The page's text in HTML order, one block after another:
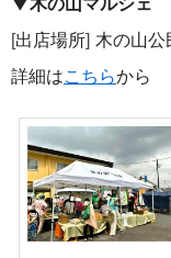
[出店場所] 木の山公
詳細はこちらから